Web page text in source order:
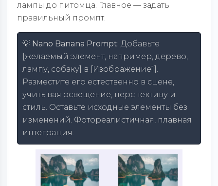
лампы до питомца. Главное — задать
правильный промпт.
💡 Nano Banana Prompt: Добавьте
[желаемый элемент, например, дерево,
лампу, собаку] в [Изображение1].
Разместите его естественно в сцене,
учитывая освещение, перспективу и
стиль. Оставьте исходные элементы без
изменений. Фотореалистичная, плавная
интеграция.